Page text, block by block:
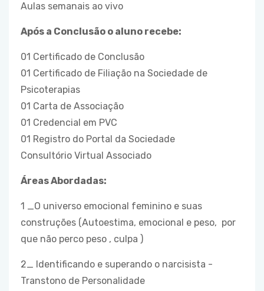
Aulas semanais ao vivo
Após a Conclusão o aluno recebe:
01 Certificado de Conclusão
01 Certificado de Filiação na Sociedade de
Psicoterapias
01 Carta de Associação
01 Credencial em PVC
01 Registro do Portal da Sociedade
Consultório Virtual Associado
Áreas Abordadas:
1 _O universo emocional feminino e suas
construções (Autoestima, emocional e peso, por
que não perco peso , culpa )
2_ Identificando e superando o narcisista -
Transtono de Personalidade